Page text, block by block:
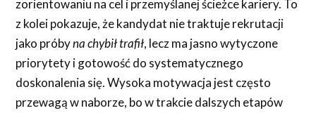
zorientowaniu na cel i przemyślanej ścieżce kariery. To
z kolei pokazuje, że kandydat nie traktuje rekrutacji
jako próbyna chybił trafił, lecz ma jasno wytyczone
priorytety i gotowość do systematycznego
doskonalenia się. Wysoka motywacja jest często
przewagą w naborze, bo w trakcie dalszych etapów